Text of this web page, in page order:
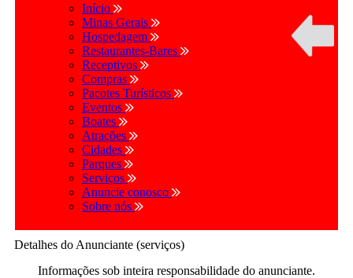
Início
Minas Gerais
Hospedagem
Restaurantes-Bares
Receptivos
Compras
Pacotes Turísticos
Eventos
Boates
Atrações
Cidades
Parques
Serviços
Anuncie conosco
Sobre nós
Detalhes do Anunciante (serviços)
Informações sob inteira responsabilidade do anunciante.